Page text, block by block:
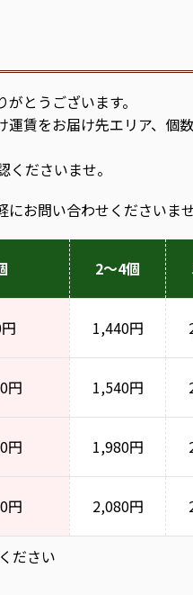
とうございます。
賃をお届け先エリア、個
ださいませ。
お問い合わせくださいませ
2～4個
1,440円
円 1,540円
円 1,980円
円 2,080円
ださい